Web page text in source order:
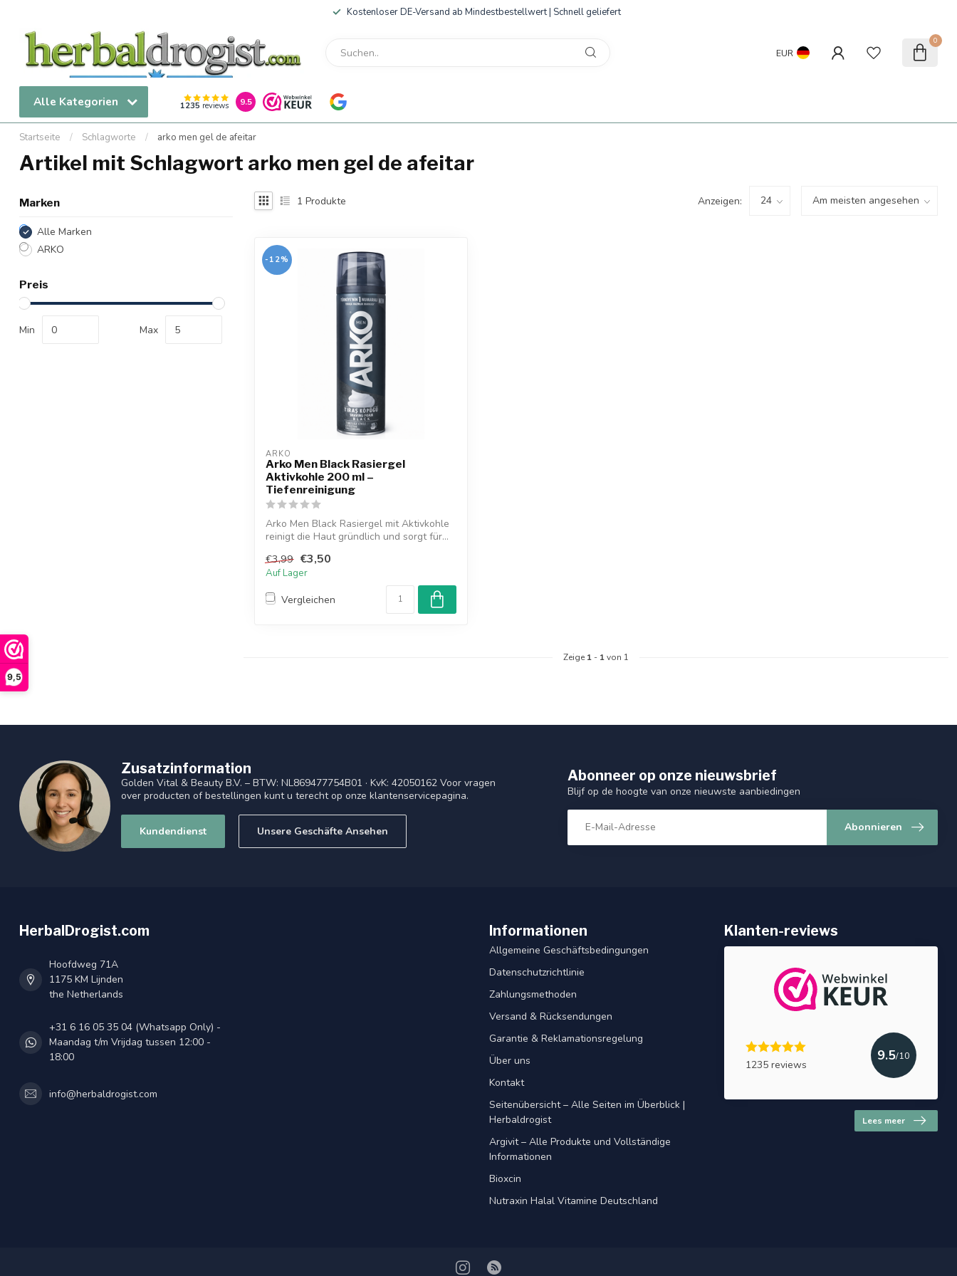
9,5
Kostenloser DE-Versand ab Mindestbestellwert | Schnell geliefert
EUR
0
Alle Kategorien 1235 reviews 9.5
Startseite / Schlagworte / arko men gel de afeitar
Artikel mit Schlagwort arko men gel de afeitar
Marken
Alle Marken
ARKO
Preis
Min Max
1 Produkte Anzeigen:
-12%
ARKO
Arko Men Black Rasiergel
Aktivkohle 200 ml –
Tiefenreinigung
Arko Men Black Rasiergel mit Aktivkohle
reinigt die Haut gründlich und sorgt für...
€3,99 €3,50
Auf Lager
Vergleichen
Zeige 1 - 1von 1
Zusatzinformation
Golden Vital & Beauty B.V. – BTW: NL869477754B01 · KvK: 42050162 Voor vragen
over producten of bestellingen kunt u terecht op onze klantenservicepagina.
Kundendienst Unsere Geschäfte Ansehen
Abonneer op onze nieuwsbrief
Blijf op de hoogte van onze nieuwste aanbiedingen
Abonnieren
HerbalDrogist.com
Hoofdweg 71A
1175 KM Lijnden
the Netherlands
+31 6 16 05 35 04 (Whatsapp Only) -
Maandag t/m Vrijdag tussen 12:00 -
18:00
info@herbaldrogist.com
Informationen
Allgemeine Geschäftsbedingungen
Datenschutzrichtlinie
Zahlungsmethoden
Versand & Rücksendungen
Garantie & Reklamationsregelung
Über uns
Kontakt
Seitenübersicht – Alle Seiten im Überblick |
Herbaldrogist
Argivit – Alle Produkte und Vollständige
Informationen
Bioxcin
Nutraxin Halal Vitamine Deutschland
Klanten-reviews
1235 reviews
9.5/10
Lees meer